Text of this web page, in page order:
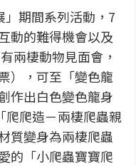
」期間系列活動，7
動的難得機會以及
兩棲動物見面會，
），可至「變色龍
作出白色變色龍身
爬爬造－兩棲爬蟲親
質變身為兩棲爬蟲
的「小爬蟲寶寶爬